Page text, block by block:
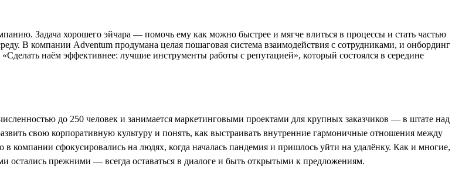
Задача хорошего эйчара — помочь ему как можно быстрее и мягче влиться в процессы и стать частью
В компании Adventum продумана целая пошаговая система взаимодействия с сотрудниками, и онбординг
«Сделать наём эффективнее: лучшие инструменты работы с репутацией», который состоялся в середине
до 250 человек и занимается маркетинговыми проектами для крупных заказчиков — в штате над
свою корпоративную культуру и понять, как выстраивать внутренние гармоничные отношения между
сфокусировались на людях, когда началась пандемия и пришлось уйти на удалёнку. Как и многие,
прежними — всегда оставаться в диалоге и быть открытыми к предложениям.